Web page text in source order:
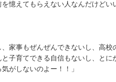
憶えてもらえない人なんだけどい
、家事もぜんぜんできないし、高
子育てできる自信もないし、と
がしないのよー！！」